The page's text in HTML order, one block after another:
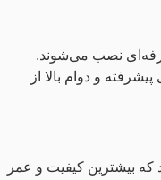
نصب می‌شوند.
و دوام بالا از
که بیشترین کیفیت و عمر